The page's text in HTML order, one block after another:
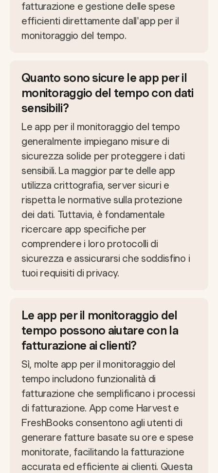
fatturazione e gestione delle spese
efficienti direttamente dall'app per il
monitoraggio del tempo.
Quanto sono sicure le app per il
monitoraggio del tempo con dati
sensibili?
Le app per il monitoraggio del tempo
generalmente impiegano misure di
sicurezza solide per proteggere i dati
sensibili. La maggior parte delle app
utilizza crittografia, server sicuri e
rispetta le normative sulla protezione
dei dati. Tuttavia, è fondamentale
ricercare app specifiche per
comprendere i loro protocolli di
sicurezza e assicurarsi che soddisfino i
tuoi requisiti di privacy.
Le app per il monitoraggio del
tempo possono aiutare con la
fatturazione ai clienti?
Sì, molte app per il monitoraggio del
tempo includono funzionalità di
fatturazione che semplificano i processi
di fatturazione. App come Harvest e
FreshBooks consentono agli utenti di
generare fatture basate su ore e spese
monitorate, facilitando la fatturazione
accurata ed efficiente ai clienti. Questa